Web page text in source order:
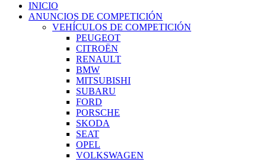
INICIO
ANUNCIOS DE COMPETICIÓN
VEHÍCULOS DE COMPETICIÓN
PEUGEOT
CITROËN
RENAULT
BMW
MITSUBISHI
SUBARU
FORD
PORSCHE
SKODA
SEAT
OPEL
VOLKSWAGEN